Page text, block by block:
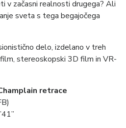
v začasni realnosti drugega? Ali
sveta s tega begajočega
delo, izdelano v treh
stereoskopski 3D film in VR-
retrace